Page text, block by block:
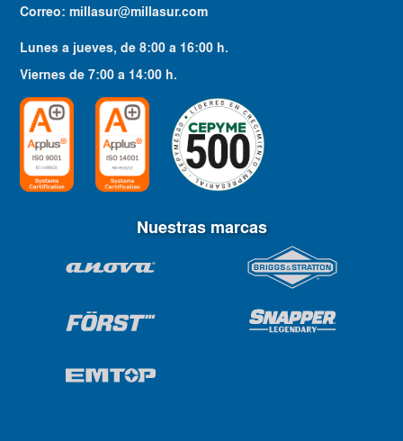
Correo:millasur@millasur.com
Lunes a jueves, de8:00 a 16:00 h.
Viernes de7:00 a 14:00 h.
Nuestras marcas